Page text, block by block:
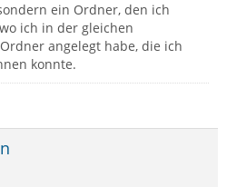
ein Ordner, den ich
ich in der gleichen
angelegt habe, die ich
konnte.